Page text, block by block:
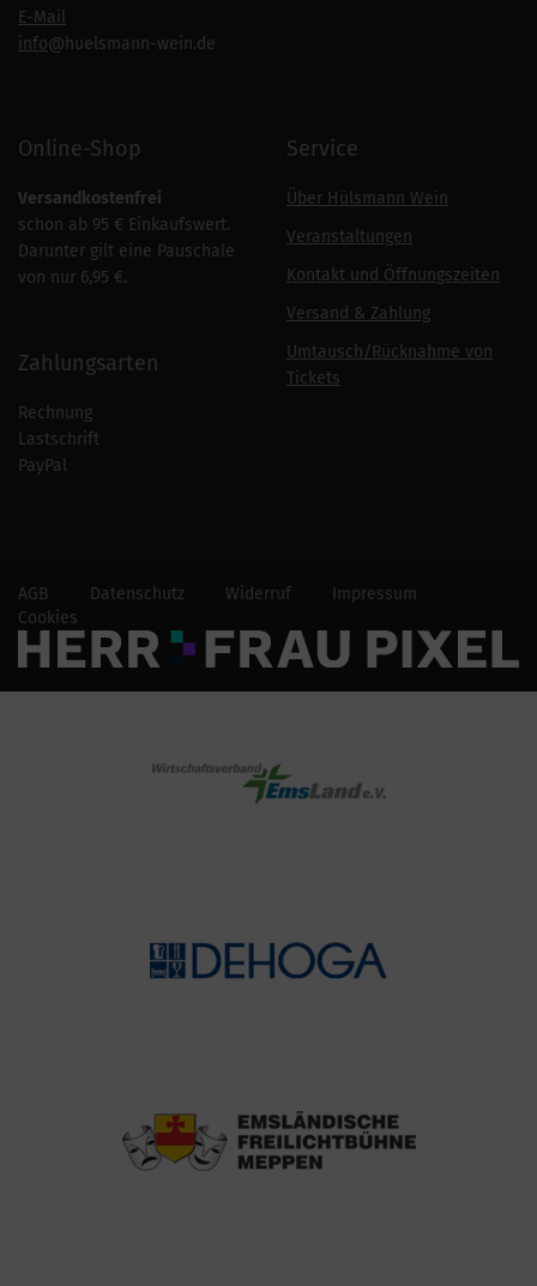
E-Mail
info@huelsmann-wein.de
Online-Shop
Versandkostenfrei
schon ab 95 € Einkaufswert.
Darunter gilt eine Pauschale
von nur 6,95 €.
Zahlungsarten
Rechnung
Lastschrift
PayPal
Service
Über Hülsmann Wein
Veranstaltungen
Kontakt und Öffnungszeiten
Versand & Zahlung
Umtausch/Rücknahme von
Tickets
AGB Datenschutz Widerruf
Impressum
Cookies